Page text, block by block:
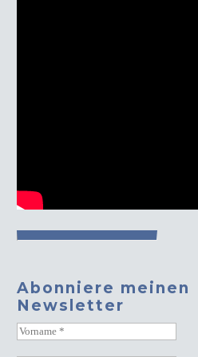
Abonniere meinen
Newsletter